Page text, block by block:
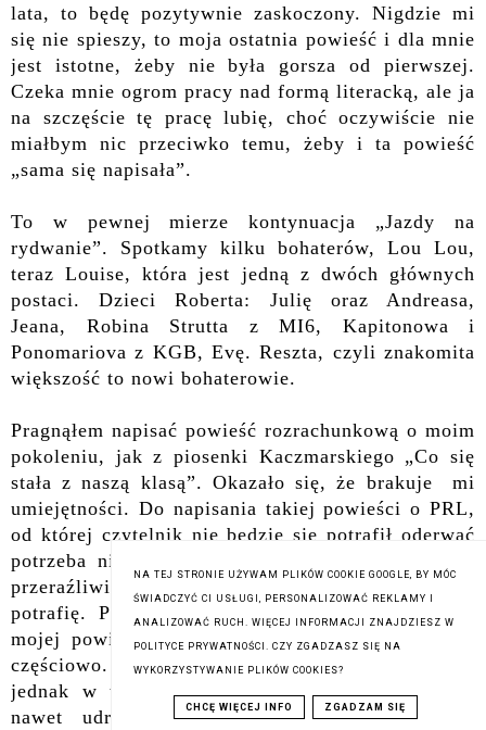
lata, to będę pozytywnie zaskoczony. Nigdzie mi
się nie spieszy, to moja ostatnia powieść i dla mnie
jest istotne, żeby nie była gorsza od pierwszej.
Czeka mnie ogrom pracy nad formą literacką, ale ja
na szczęście tę pracę lubię, choć oczywiście nie
miałbym nic przeciwko temu, żeby i ta powieść
„sama się napisała”.
To w pewnej mierze kontynuacja „Jazdy na
rydwanie”. Spotkamy kilku bohaterów, Lou Lou,
teraz Louise, która jest jedną z dwóch głównych
postaci. Dzieci Roberta: Julię oraz Andreasa,
Jeana, Robina Strutta z MI6, Kapitonowa i
Ponomariova z KGB, Evę. Reszta, czyli znakomita
większość to nowi bohaterowie.
Pragnąłem napisać powieść rozrachunkową o moim
pokoleniu, jak z piosenki Kaczmarskiego „Co się
stała z naszą klasą”. Okazało się, że brakuje mi
umiejętności. Do napisania takiej powieści o PRL,
od której czytelnik nie będzie się potrafił oderwać
potrzeba nie lada talentu. Ponieważ ten PRL był
przeraźliwie nudny, a dramatu pisać nie chcę i nie
potrafię. Pragnę, żeby czytelnik nie mógł się od
mojej powieści oderwać. Mój zamiar powiódł się
częściowo. Nieco mniej niż połowa akcji toczy się
jednak w tym nieszczęsnym PRL. Udało mi się
nawet udramatyzować losy bohaterów. Jednak
NA TEJ STRONIE UŻYWAM PLIKÓW COOKIE GOOGLE, BY MÓC
ŚWIADCZYĆ CI USŁUGI, PERSONALIZOWAĆ REKLAMY I
ANALIZOWAĆ RUCH. WIĘCEJ INFORMACJI ZNAJDZIESZ W
POLITYCE PRYWATNOŚCI. CZY ZGADZASZ SIĘ NA
WYKORZYSTYWANIE PLIKÓW COOKIES?
CHCĘ WIĘCEJ INFO ZGADZAM SIĘ